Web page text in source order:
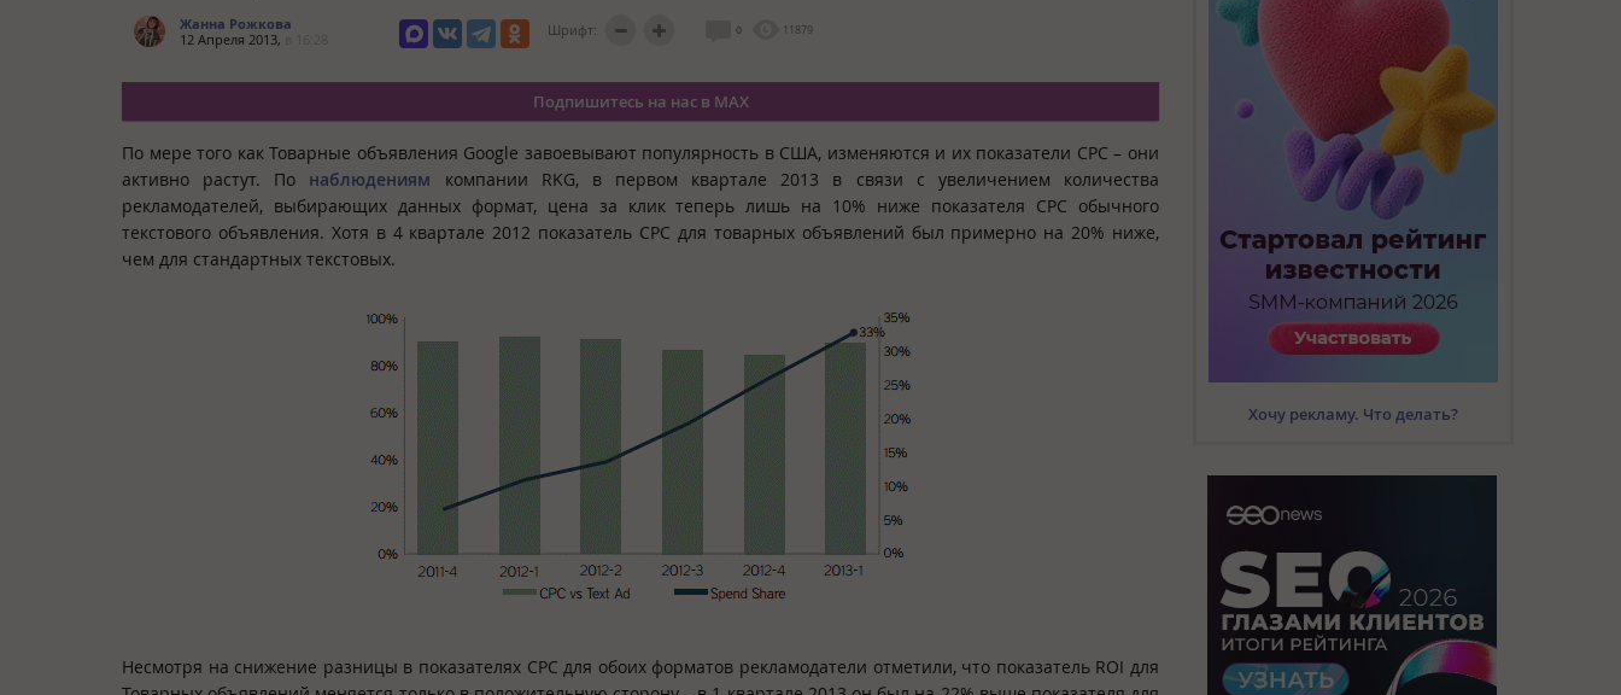
Жанна Рожкова
12 Апреля 2013,
Шрифт: 0 11879
Подпишитесь на нас в MAX
По мере того как Товарные объявления Google завоевывают популярность в США, изменяются и их показатели CPC – они
активно растут. По наблюдениям компании RKG, в первом квартале 2013 в связи с увеличением количества
рекламодателей, выбирающих данных формат, цена за клик теперь лишь на 10% ниже показателя CPC обычного
текстового объявления. Хотя в 4 квартале 2012 показатель CPC для товарных объявлений был примерно на 20% ниже,
чем для стандартных текстовых.
Несмотря на снижение разницы в показателях CPC для обоих форматов рекламодатели отметили, что показатель ROI для
Хочу рекламу. Что делать?